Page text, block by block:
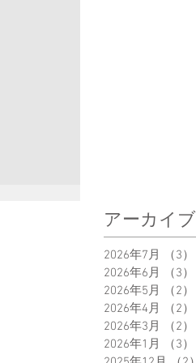
アーカイブ
2026年7月 （3）
2026年6月
（3）
2026年5月
（2）
2026年4月
（2）
2026年3月
（2）
2026年1月
（3）